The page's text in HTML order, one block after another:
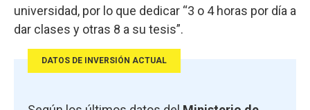
universidad, por lo que dedicar “3 o 4 horas por día a
dar clases y otras 8 a su tesis”.
DATOS DE INVERSIÓN ACTUAL